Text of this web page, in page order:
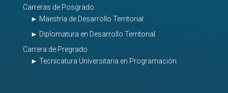
Carreras de Posgrado
► Maestría de Desarrollo Territorial
► Diplomatura en Desarrollo Territorial
Carrera de Pregrado
► Tecnicatura Universitaria en Programación